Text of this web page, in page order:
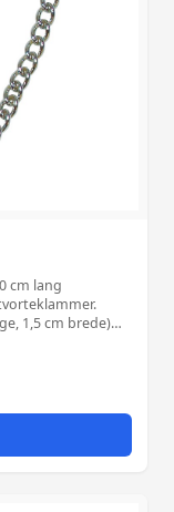
cm lang
1,5 cm brede)
Gummi-